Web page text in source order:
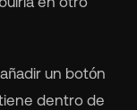
un botón
dentro de